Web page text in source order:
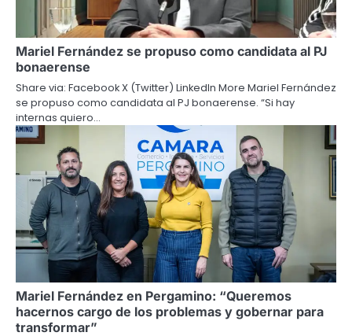
Mariel Fernández se propuso como candidata al PJ
bonaerense
Share via: Facebook X (Twitter) LinkedIn More Mariel Fernández
se propuso como candidata al PJ bonaerense. “Si hay
internas quiero…
Mariel Fernández en Pergamino: “Queremos
hacernos cargo de los problemas y gobernar para
transformar”